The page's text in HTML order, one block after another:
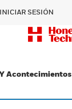
INICIAR SESIÓN
Acontecimientos